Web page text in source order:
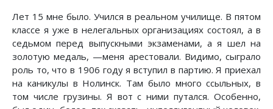
Лет 15 мне было. Учился в реальном училище. В пятом
классе я уже в нелегальных организациях состоял, а в
седьмом перед выпускными экзаменами, а я шел на
золотую медаль, —меня арестовали. Видимо, сыграло
роль то, что в 1906 году я вступил в партию. Я приехал
на каникулы в Нолинск. Там было много ссыльных, в
том числе грузины. Я вот с ними путался. Особенно,